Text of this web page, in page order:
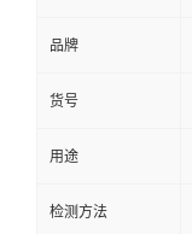
品牌
货号
用途
检测方法